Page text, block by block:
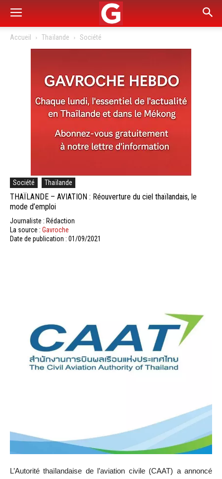
Accueil Thaïlande Société
Société Thaïlande
THAÏLANDE – AVIATION : Réouverture du ciel thaïlandais, le
mode d’emploi
Journaliste : Rédaction
La source : Gavroche
Date de publication : 01/09/2021
L’Autorité thaïlandaise de l’aviation civile (CAAT) a annoncé